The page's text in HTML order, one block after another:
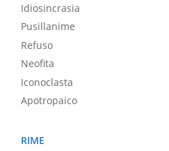
Idiosincrasia
Pusillanime
Refuso
Neofita
Iconoclasta
Apotropaico
RIME